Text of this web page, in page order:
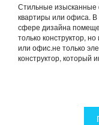
Стильные изысканные
квартиры или офиса. В
сфере дизайна
только конструктор,
или офис.не только
конструктор, который